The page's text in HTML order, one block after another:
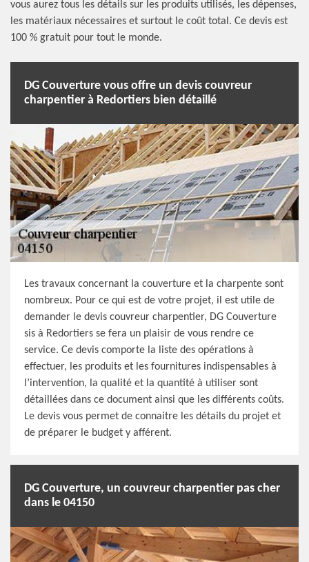
vous aurez tous les détails sur les produits utilisés, les dépenses,
les matériaux nécessaires et surtout le coût total. Ce devis est
100 % gratuit pour tout le monde.
DG Couverture vous offre un devis couvreur
charpentier à Redortiers bien détaillé
Les travaux concernant la couverture et la charpente sont
nombreux. Pour ce qui est de votre projet, il est utile de
demander le devis couvreur charpentier, DG Couverture
sis à Redortiers se fera un plaisir de vous rendre ce
service. Ce devis comporte la liste des opérations à
effectuer, les produits et les fournitures indispensables à
l’intervention, la qualité et la quantité à utiliser sont
détaillées dans ce document ainsi que les différents coûts.
Le devis vous permet de connaitre les détails du projet et
de préparer le budget y afférent.
DG Couverture, un couvreur charpentier pas cher
dans le 04150